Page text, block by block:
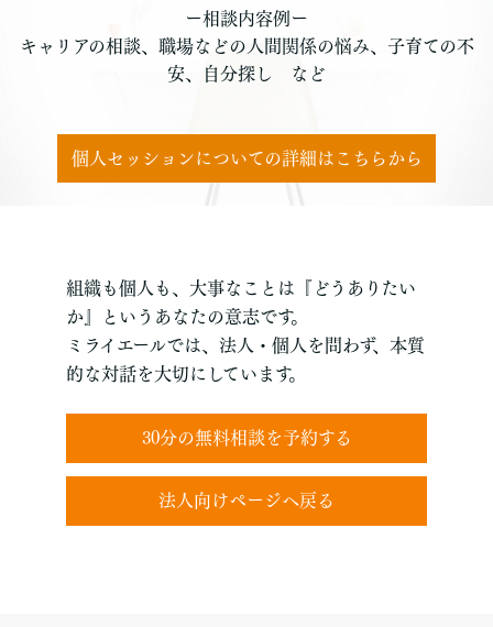
ー相談内容例ー
キャリアの相談、職場などの人間関係の悩み、子育ての不
安、自分探し など
個人セッションについての詳細はこちらから
組織も個人も、大事なことは『どうありたい
か』というあなたの意志です。
ミライエールでは、法人・個人を問わず、本質
的な対話を大切にしています。
30分の無料相談を予約する
法人向けページへ戻る